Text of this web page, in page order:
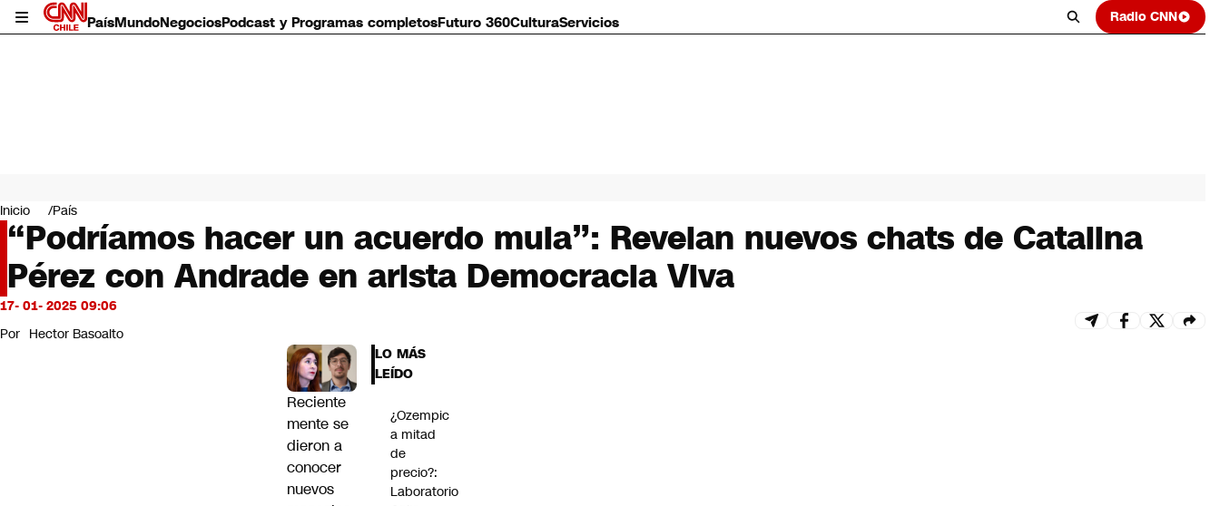
PaísMundoNegociosPodcast y Programas completosFuturo 360CulturaServicios Radio CNN
Mundo
Negocios
Deportes
Programas completos
Cultura
Servicios
Bits
CNN Data
Inicio País
“Podríamos hacer un acuerdo mula”: Revelan nuevos chats de Catalina
Pérez con Andrade en arista Democracia Viva
17- 01- 2025 09:06
Por Hector Basoalto
Reciente
mente se
dieron a
conocer
nuevos
LO MÁS
LEÍDO
¿Ozempic
a mitad
de
precio?:
Laboratorio